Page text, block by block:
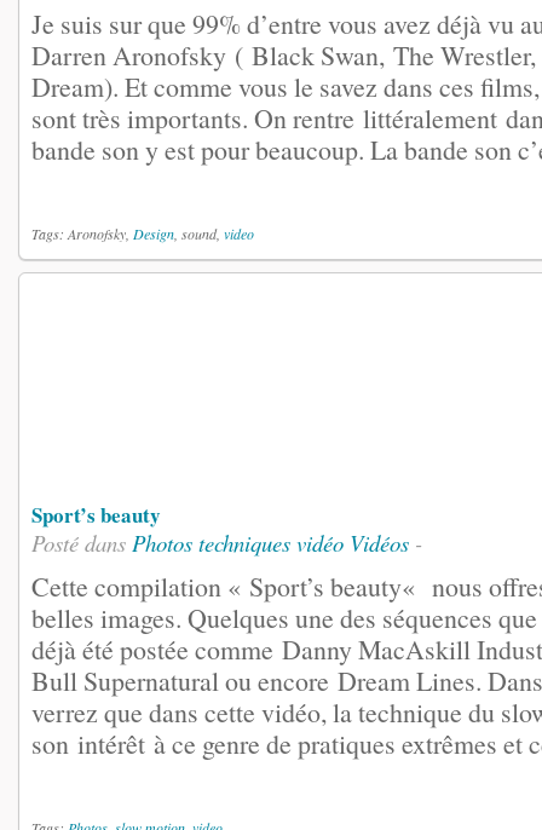
Je suis sur que 99% d’entre vous avez déjà vu
Darren Aronofsky ( Black Swan, The
Dream). Et comme vous le savez dans ces
sont très importants. On rentre littéralement
bande son y est pour beaucoup. La bande son
Tags: Aronofsky, Design , sound, video
Sport’s beauty
Posté dans Photos techniques vidéo Vidéos -
Cette compilation « Sport’s beauty« nous
belles images. Quelques une des séquences
déjà été postée comme Danny MacAskill
Bull Supernatural ou encore Dream Lines.
verrez que dans cette vidéo, la technique du
son intérêt à ce genre de pratiques extrêmes et